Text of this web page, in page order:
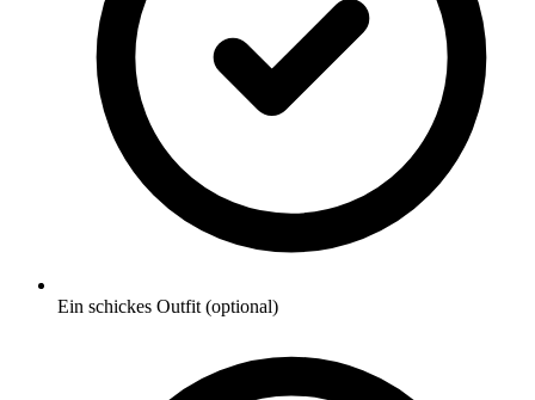
Ein schickes Outfit (optional)